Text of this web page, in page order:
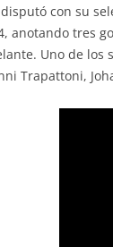
con su
anotando tres
Uno de los
Trapattoni,